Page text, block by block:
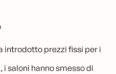
introdotto prezzi fissi per i
saloni hanno smesso di